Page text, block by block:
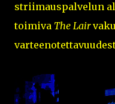
striimauspalvelun
toimiva The Lair